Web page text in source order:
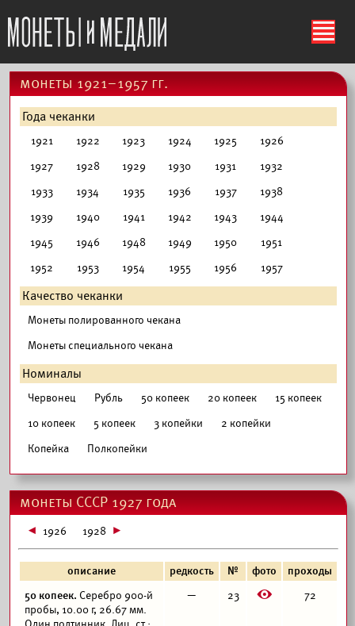
ś
монеты 1921–1957 гг.
Года чеканки
1921 1922 1923 1924 1925
1926
1927
1928 1929 1930 1931
1932
1933
1934 1935 1936 1937
1938
1939
1940 1941 1942 1943
1944
1945
1946 1948 1949 1950
1951
1952
1953 1954 1955 1956 1957
Качество чеканки
Монеты полированного чекана
Монеты специального чекана
Номиналы
Червонец Рубль 50 копеек 20 копеек
15 копеек
10 копеек
5 копеек 3 копейки
2 копейки
Копейка
Полкопейки
монеты СССР 1927 года
1926 1928
описание редкость № фото
проходы
50 копеек. Серебро 900-й
пробы, 10.00 г, 26.67 мм.
— 23 E 72